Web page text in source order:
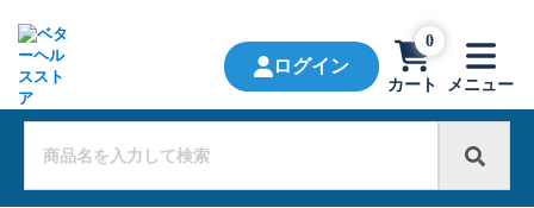
ログイン
カート
0
メニュー